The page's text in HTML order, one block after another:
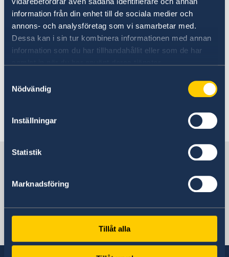
information från din enhet till de sociala medier och
annons- och analysföretag som vi samarbetar med.
Dessa kan i sin tur kombinera informationen med annan
information som du har tillhandahållit eller som de har
Nödvändig
Inställningar
Statistik
Marknadsföring
Tillåt alla
svenska och serbiska myndigheter, både på
central och lokal nivå.
Samarbetspartners är också internationella
organisationer, civila samhället,
utvecklingsbanker och utbildningsväsendet.
Flera projekt engagerar kommuninvånare,
ungdomar och företag.
Mer information finns på
Sverige i Serbien
Serbien, Belgrad